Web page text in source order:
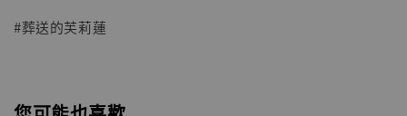
#葬送的芙莉蓮